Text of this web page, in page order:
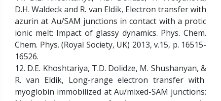
D.H. Waldeck and R. van Eldik, Electron transfer with
azurin at Au/SAM junctions in contact with a protic
ionic melt: Impact of glassy dynamics. Phys. Chem.
Chem. Phys. (Royal Society, UK) 2013, v.15, p. 16515-
16526.
12. D.E. Khoshtariya, T.D. Dolidze, M. Shushanyan, &
R. van Eldik, Long-range electron transfer with
myoglobin immobilized at Au/mixed-SAM junctions: